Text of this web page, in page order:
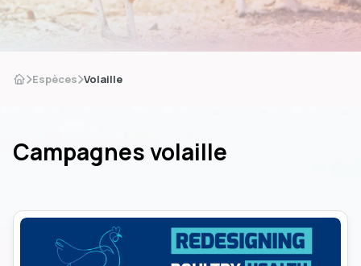
Espèces Volaille
Campagnes volaille